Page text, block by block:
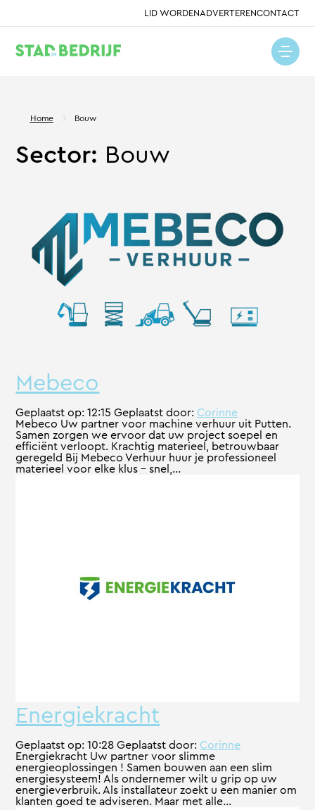
LID WORDENADVERTERENCONTACT
Home Bouw
Sector: Bouw
Mebeco
Geplaatst op:12:15Geplaatst door: Corinne
Mebeco Uw partner voor machine verhuur uit Putten.
Samen zorgen we ervoor dat uw project soepel en
efficiënt verloopt. Krachtig materieel, betrouwbaar
geregeld Bij Mebeco Verhuur huur je professioneel
materieel voor elke klus – snel,...
Energiekracht
Geplaatst op:10:28Geplaatst door: Corinne
Energiekracht Uw partner voor slimme
energieoplossingen ! Samen bouwen aan een slim
energiesysteem! Als ondernemer wilt u grip op uw
energieverbruik. Als installateur zoekt u een manier om
klanten goed te adviseren. Maar met alle...